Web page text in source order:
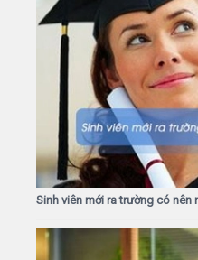
Sinh viên mới ra trường có nên